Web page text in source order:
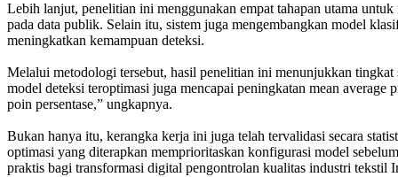
Lebih lanjut, penelitian ini menggunakan empat tahapan utama
pada data publik. Selain itu, sistem juga mengembangkan model
meningkatkan kemampuan deteksi.
Melalui metodologi tersebut, hasil penelitian ini menunjukkan
model deteksi teroptimasi juga mencapai peningkatan mean average
poin persentase,” ungkapnya.
Bukan hanya itu, kerangka kerja ini juga telah tervalidasi secara
optimasi yang diterapkan memprioritaskan konfigurasi model
praktis bagi transformasi digital pengontrolan kualitas industri tekstil